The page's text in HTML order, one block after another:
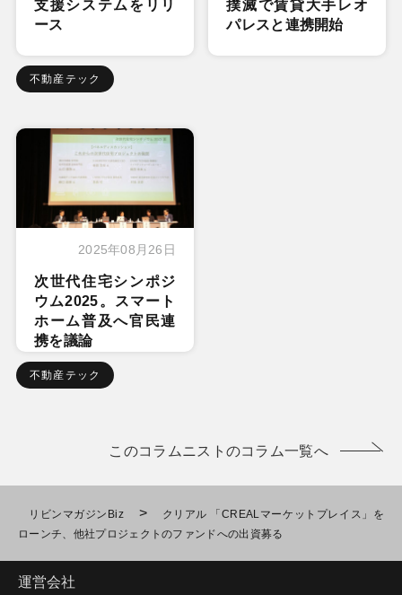
支援システムをリリ
ース
不動産テック
撲滅で賃貸大手レオ
パレスと連携開始
2025年08月26日
次世代住宅シンポジ
ウム2025。スマート
ホーム普及へ官民連
携を議論
不動産テック
このコラムニストのコラム一覧へ
リビンマガジンBiz >
クリアル 「CREALマーケットプレイス」を
ローンチ、他社プロジェクトのファンドへの出資募る
運営会社